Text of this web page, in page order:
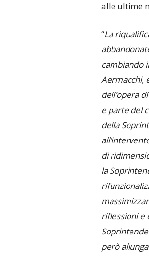
alle ultime
La
cambiando
Aermacchi,
dell’opera
e parte del
della
di
la
riflessioni e
però